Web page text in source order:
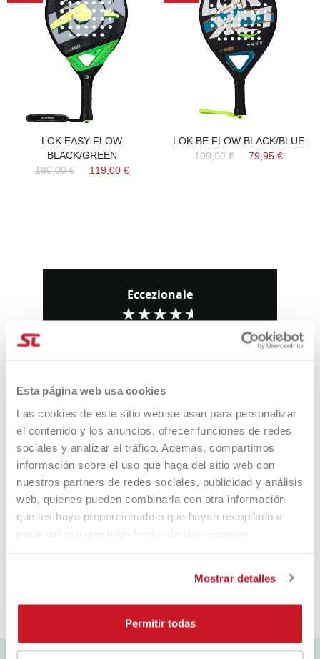
Esta página web usa cookies
Las cookies de este sitio web se usan para personalizar
el contenido y los anuncios, ofrecer funciones de redes
sociales y analizar el tráfico. Además, compartimos
información sobre el uso que haga del sitio web con
nuestros partners de redes sociales, publicidad y análisis
web, quienes pueden combinarla con otra información
que les haya proporcionado o que hayan recopilado a
Mostrar detalles
Permitir todas
LOK EASY FLOW
BLACK/GREEN
180,00 €
119,00 €
LOK BE FLOW BLACK/BLUE
109,00 €
79,95 €
Eccezionale
Marialuisa Perrotta
Verified Customer
Tutto perfetto. Consegna e racchetta
tutto ok
Pausa